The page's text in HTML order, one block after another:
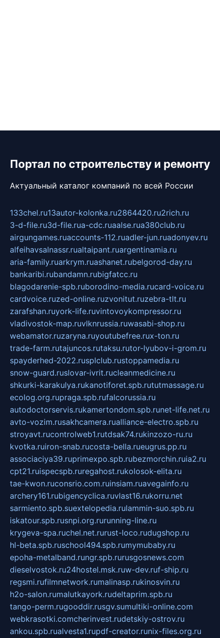
Портал по строительству и ремонту
Актуальный каталог компаний по всей России
133chel.ru13autor-kolonka.ru2864420.ru2rich.ru
3-d-file.ru3d-file.rua-cdc.ruaalse.rua380club.ru
airgungames.ruaccounts-112.ruadler-jun.ruadonyev.ru
alfeihavsalnassr.rualtaipant.ruargentinamia.ru
aria-family.ruarkrym.ruashanet.rubelgorod-day.ru
bankaribi.rubandamn.rubigfatcc.ru
blagodarenie-spb.ruborodino-media.rucard-voice.ru
cardvoice.ruzed-online.ruzvonitut.ruzebra-tlt.ru
zarafshan.ruyork-life.ruvintovoykompressor.ru
vladivostok-map.ruvlknrussia.ruwasabi-shop.ru
webamator.ruzaryna.ruyoutubefree.rux-ton.ru
trade-farm.rutajuncos.rutaksu.rutor-lyubov-i-grom.ru
spayderhed-2022.rusplclub.rustoppamedia.ru
snow-guard.ruslovar-ivrit.rucleanmedicine.ru
shkurki-karakulya.rukanotiforet.spb.rututmassage.ru
ecolog.org.rupraga.spb.rufalcorussia.ru
autodoctorservis.rukamertondom.spb.runet-life.net.ru
avto-vozim.rusakhcamera.rualliance-electro.spb.ru
stroyavt.rucontrolweb1.rutdsak74.rukinzozo-ru.ru
kvotka.ruiron-snab.rucosta-bella.rueugrus.pp.ru
associaciya39.ruprimexpo.spb.rubezmorchin.ruia2.ru
cpt21.ruispecspb.ruregahost.rukolosok-elita.ru
tae-kwon.ruconsrio.com.ruinsiam.ruavegainfo.ru
archery161.rubigencyclica.ruvlast16.rukorru.net
sarmiento.spb.suextelopedia.rulammin-suo.spb.ru
iskatour.spb.rusnpi.org.rurunning-line.ru
krygeva-spa.ruchel.net.rurust-loco.rudugshop.ru
hl-beta.spb.ruschool494.spb.rumymubaby.ru
epoha-metalband.rungr.spb.rurusgosnews.com
dieselvostok.ru24hostel.msk.ruw-dev.ruf-ship.ru
regsmi.rufilmnetwork.rumalinasp.rukinosvin.ru
h2o-salon.rumalutkayork.rudeltaprim.spb.ru
tango-perm.rugooddir.rusgv.sumultiki-online.com
webkrasotki.comcherinvest.rudetskiy-ostrov.ru
ankou.spb.rualvesta1.rupdf-creator.runix-files.org.ru